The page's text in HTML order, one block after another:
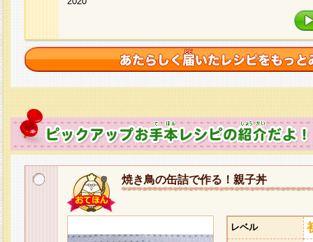
焼き鳥の缶詰で作る！親子丼
レベル